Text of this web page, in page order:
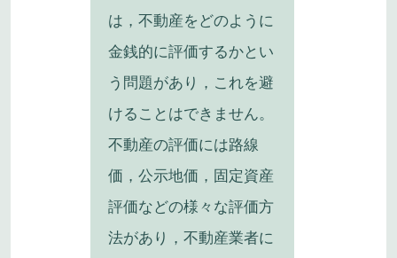
は，不動産をどのように
金銭的に評価するかとい
う問題があり，これを避
けることはできません。
不動産の評価には路線
価，公示地価，固定資産
評価などの様々な評価方
法があり，不動産業者に